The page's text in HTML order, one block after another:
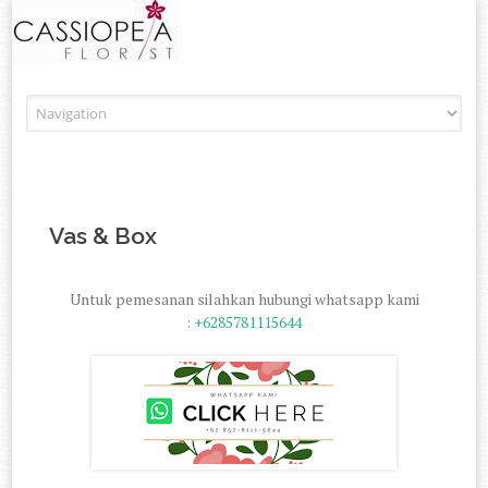
Vas & Box
Untuk pemesanan silahkan hubungi whatsapp kami
: +6285781115644